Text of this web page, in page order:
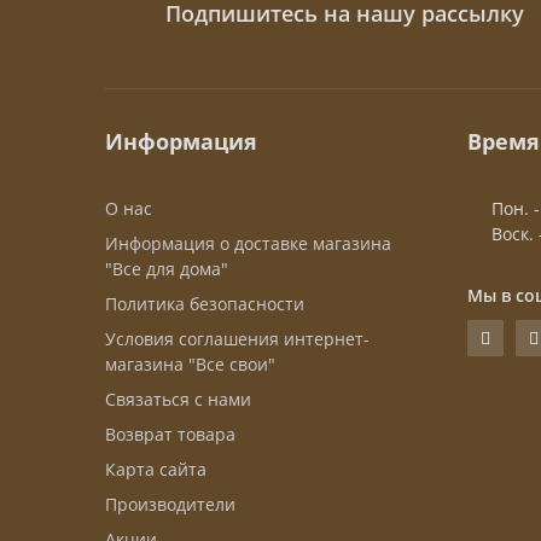
Ступени (83)
Эмалированные двери (38)
Подпишитесь на нашу рассылку
Информация
О нас
Информация о доставке магазина
"Все для дома"
Политика безопасности
Условия соглашения интернет-
магазина "Все свои"
Связаться с нами
Возврат товара
Карта сайта
Производители
Пон.
Воск.
Мы в